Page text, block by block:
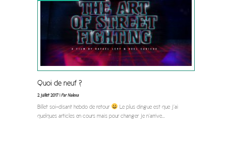
Quoi de neuf ?
2 juillet 2017 |Par Nalexa
Billet soi-disant hebdo de retour
Le plus dingue est que j’ai
quelques articles en cours mais pour changer je n’arrive...